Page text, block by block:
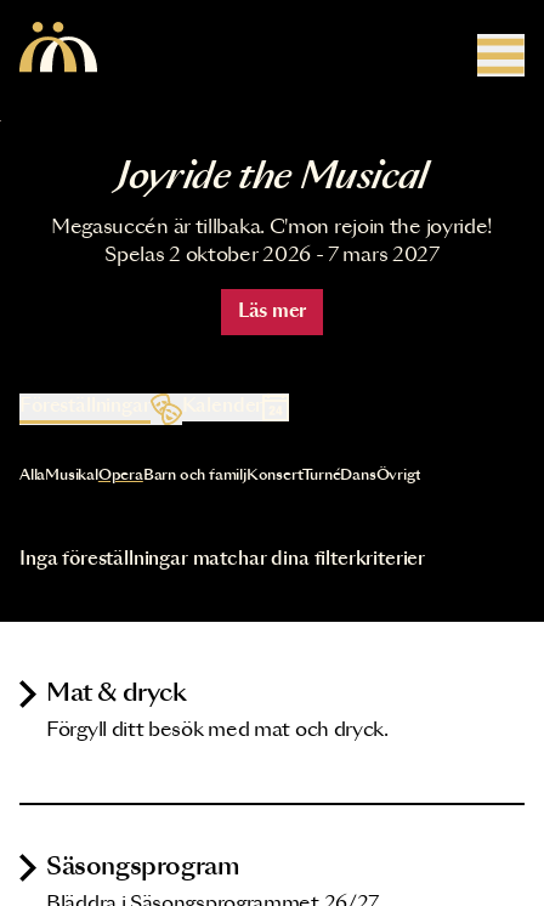
Joyride the Musical
Megasuccén är tillbaka. C'mon rejoin the joyride!
Spelas 2 oktober 2026 - 7 mars 2027
Läs mer
Kalender
Val av kategori uppdaterar innehållet automatiskt
AllaMusikal OperaBarn och familjKonsertTurnéDansÖvrigt
Inga föreställningar matchar dina filterkriterier
Mat & dryck
Förgyll ditt besök med mat och dryck.
Säsongsprogram